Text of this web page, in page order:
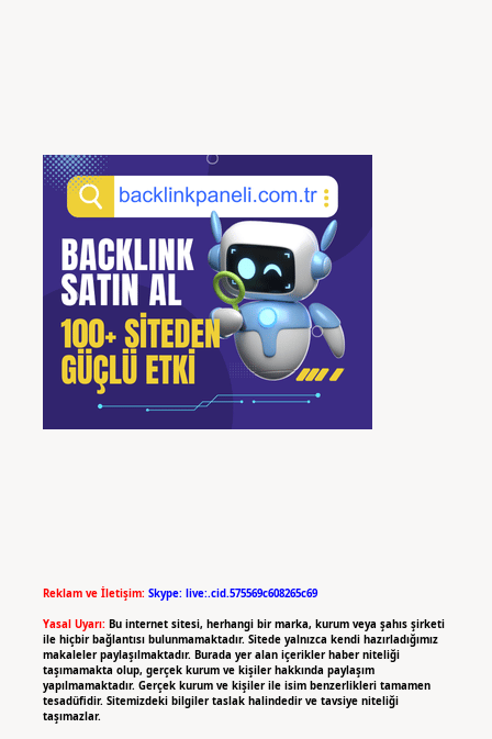
Reklam ve İletişim: Skype: live:.cid.575569c608265c69
Yasal Uyarı: Bu internet sitesi, herhangi bir marka, kurum veya şahıs şirketi
ile hiçbir bağlantısı bulunmamaktadır. Sitede yalnızca kendi hazırladığımız
makaleler paylaşılmaktadır. Burada yer alan içerikler haber niteliği
taşımamakta olup, gerçek kurum ve kişiler hakkında paylaşım
yapılmamaktadır. Gerçek kurum ve kişiler ile isim benzerlikleri tamamen
tesadüfidir. Sitemizdeki bilgiler taslak halindedir ve tavsiye niteliği
taşımazlar.